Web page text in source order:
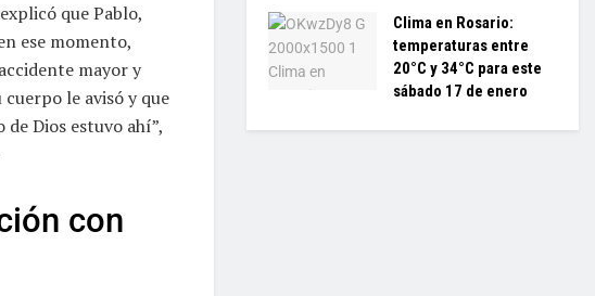
que Pablo,
ese momento,
mayor y
le avisó y que
Dios estuvo ahí”,
con
Clima en Rosario:
temperaturas entre
20°C y 34°C para este
sábado 17 de enero